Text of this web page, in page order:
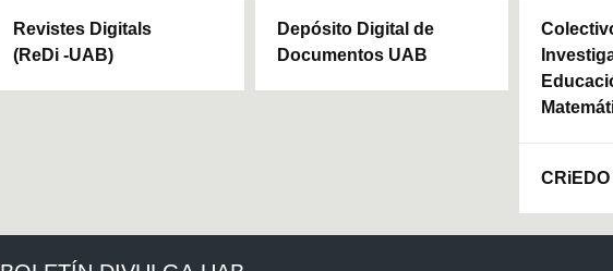
Revistes Digitals
(ReDi -UAB)
Depósito Digital de
Documentos UAB
CRiEDO